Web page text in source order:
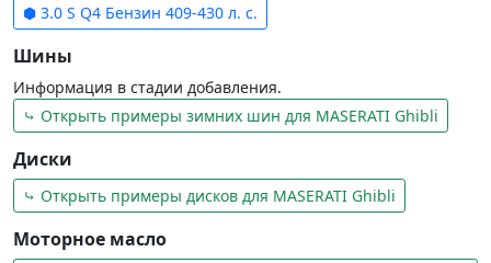
⬢ 3.0 S Q4 Бензин 409-430 л. с.
Шины
Информация в стадии добавления.
⤷ Открыть примеры зимних шин для MASERATI Ghibli
Диски
⤷ Открыть примеры дисков для MASERATI Ghibli
Моторное масло